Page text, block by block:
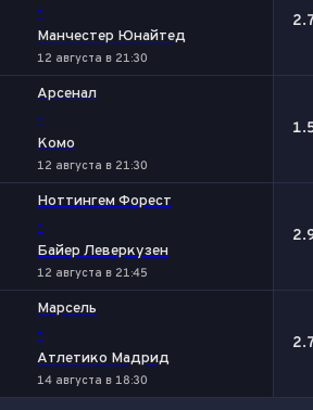
-
Манчестер Юнайтед
12 августа в 21:30
Арсенал
-
Комо
12 августа в 21:30
Ноттингем Форест
-
Байер Леверкузен
12 августа в 21:45
Марсель
-
Атлетико Мадрид
14 августа в 18:30